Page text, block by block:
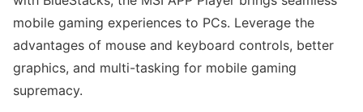
mobile gaming experiences to PCs. Leverage the
advantages of mouse and keyboard controls, better
graphics, and multi-tasking for mobile gaming
supremacy.